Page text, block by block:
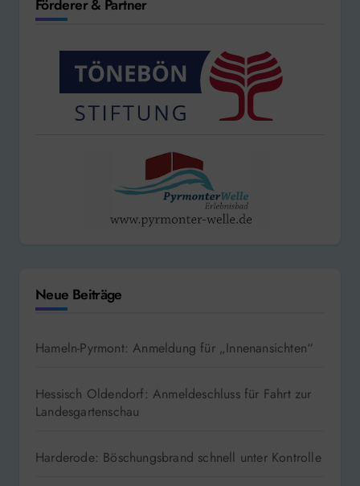
Förderer & Partner
Neue Beiträge
Hameln-Pyrmont: Anmeldung für „Innenansichten“
Hessisch Oldendorf: Anmeldeschluss für Fahrt zur
Landesgartenschau
Harderode: Böschungsbrand schnell unter Kontrolle